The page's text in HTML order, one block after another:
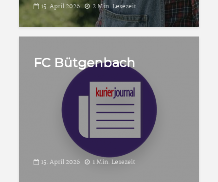
15. April 2026 2 Min. Lesezeit
FC Bütgenbach
15. April 2026 1 Min. Lesezeit